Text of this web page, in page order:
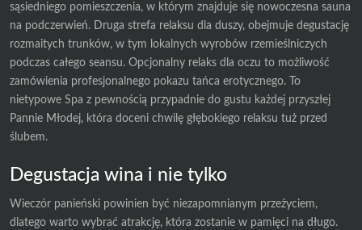
sąsiedniego pomieszczenia, w którym znajduje się nowoczesna sauna
na podczerwień. Druga strefa relaksu dla duszy, obejmuje degustację
rozmaitych trunków, w tym lokalnych wyrobów rzemieślniczych
podczas całego seansu. Opcjonalny relaks dla oczu to możliwość
zamówienia profesjonalnego pokazu tańca erotycznego. To
nietypowe Spa z pewnością przypadnie do gustu każdej przyszłej
Pannie Młodej, która doceni chwilę głębokiego relaksu tuż przed
ślubem.
Degustacja wina i nie tylko
Wieczór panieński powinien być niezapomnianym przeżyciem,
dlatego warto wybrać atrakcję, która zostanie w pamięci na długo.